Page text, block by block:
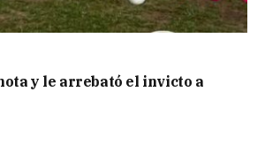
y le arrebató el invicto a